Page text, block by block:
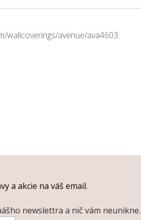
wallcoverings/avenue/ava4603
a akcie na váš email.
newslettra a nič vám neunikne.